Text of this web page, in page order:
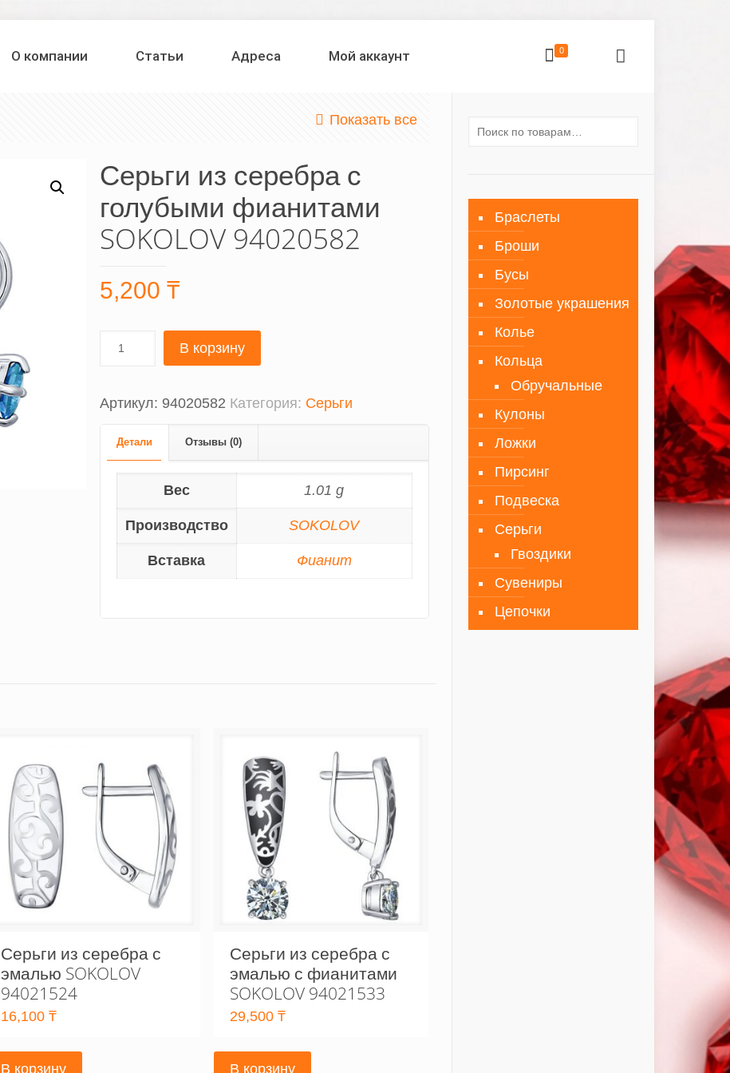
О компании Статьи Адреса Мой аккаунт 0
Показать все
Серьги из серебра с
голубыми фианитами
SOKOLOV 94020582
5,200 ₸
В корзину
Артикул: 94020582 Категория: Серьги
Детали Отзывы (0)
Вес 1.01 g
Производство SOKOLOV
Вставка Фианит
Серьги из серебра с
эмалью SOKOLOV
94021524
16,100 ₸
В корзину
Серьги из серебра с
эмалью с фианитами
SOKOLOV 94021533
29,500 ₸
В корзину
Браслеты
Броши
Бусы
Золотые украшения
Колье
Кольца
Обручальные
Кулоны
Ложки
Пирсинг
Подвеска
Серьги
Гвоздики
Сувениры
Цепочки